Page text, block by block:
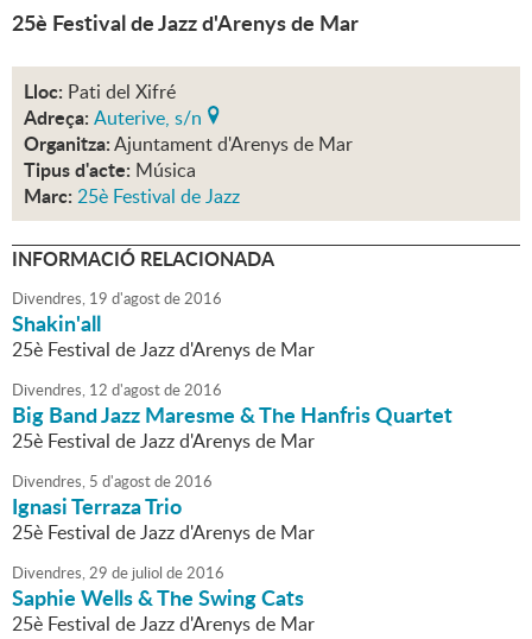
25è Festival de Jazz d'Arenys de Mar
Lloc: Pati del Xifré
Adreça: Auterive, s/n
Organitza:Ajuntament d'Arenys de Mar
Tipus d'acte: Música
Marc: 25è Festival de Jazz
INFORMACIÓ RELACIONADA
Divendres, 19 d'agostde2016
Shakin'all
25è Festival de Jazz d'Arenys de Mar
Divendres, 12 d'agostde2016
Big Band Jazz Maresme & The Hanfris Quartet
25è Festival de Jazz d'Arenys de Mar
Divendres, 5 d'agostde2016
Ignasi Terraza Trio
25è Festival de Jazz d'Arenys de Mar
Divendres,29 de juliol de2016
Saphie Wells & The Swing Cats
25è Festival de Jazz d'Arenys de Mar